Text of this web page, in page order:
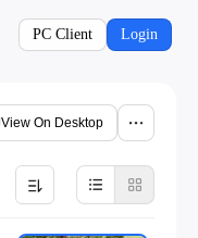
PC Client Login
View On Desktop